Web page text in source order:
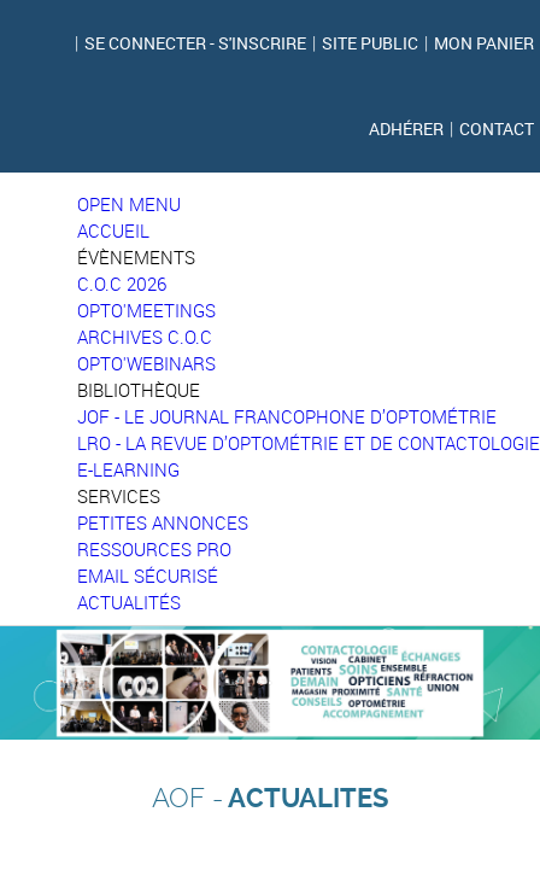
MON PANIER
|
SITE PUBLIC
|
SE CONNECTER - S'INSCRIRE
|
CONTACT
|
ADHÉRER
OPEN MENU
ACCUEIL
ÉVÈNEMENTS
C.O.C 2026
OPTO'MEETINGS
ARCHIVES C.O.C
OPTO'WEBINARS
BIBLIOTHÈQUE
JOF - LE JOURNAL FRANCOPHONE D’OPTOMÉTRIE
LRO - LA REVUE D’OPTOMÉTRIE ET DE CONTACTOLOGIE
E-LEARNING
SERVICES
PETITES ANNONCES
RESSOURCES PRO
EMAIL SÉCURISÉ
ACTUALITÉS
AOF -ACTUALITES